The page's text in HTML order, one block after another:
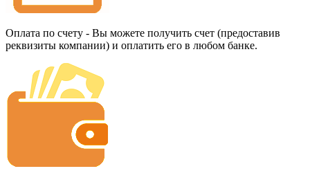
Оплата по счету - Вы можете получить счет (предоставив
реквизиты компании) и оплатить его в любом банке.